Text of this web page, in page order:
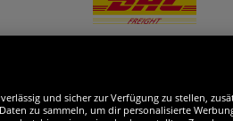
und sicher zur Verfügung zu stellen,
zu sammeln, um dir personalisierte